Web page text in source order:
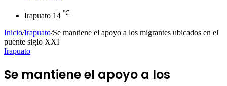
Irapuato 14 ℃
Inicio/Irapuato/Se mantiene el apoyo a los migrantes ubicados en el
puente siglo XXI
Irapuato
Se mantiene el apoyo a los